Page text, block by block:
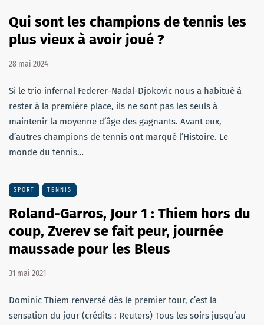
Qui sont les champions de tennis les
plus vieux à avoir joué ?
28 mai 2024
Si le trio infernal Federer-Nadal-Djokovic nous a habitué à
rester à la première place, ils ne sont pas les seuls à
maintenir la moyenne d’âge des gagnants. Avant eux,
d’autres champions de tennis ont marqué l’Histoire. Le
monde du tennis…
SPORT TENNIS
Roland-Garros, Jour 1 : Thiem hors du
coup, Zverev se fait peur, journée
maussade pour les Bleus
31 mai 2021
Dominic Thiem renversé dès le premier tour, c’est la
sensation du jour (crédits : Reuters) Tous les soirs jusqu’au